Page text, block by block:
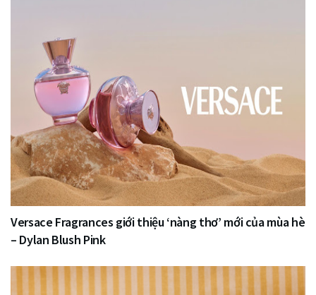
Versace Fragrances giới thiệu ‘nàng thơ’ mới của mùa hè
– Dylan Blush Pink